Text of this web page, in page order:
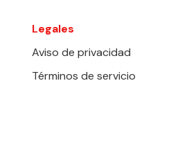
Legales
Aviso de privacidad
Términos de servicio